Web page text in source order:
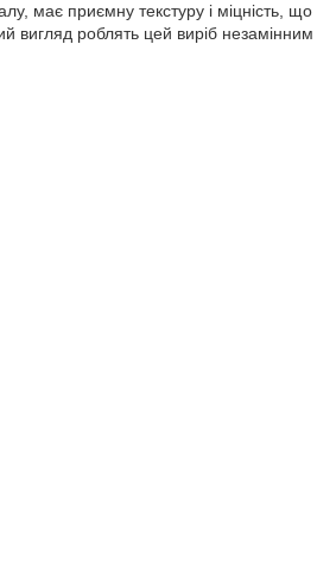
має приємну текстуру і міцність, що
вигляд роблять цей виріб незамінним